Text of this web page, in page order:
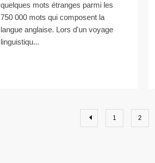
quelques mots étranges parmi les
750 000 mots qui composent la
langue anglaise. Lors d'un voyage
linguistiqu...
1 2